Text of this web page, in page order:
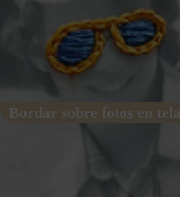
Bordar sobre fotos en tela